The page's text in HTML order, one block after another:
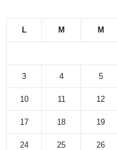
L M M
3 4 5
10 11 12
17 18 19
24 25 26